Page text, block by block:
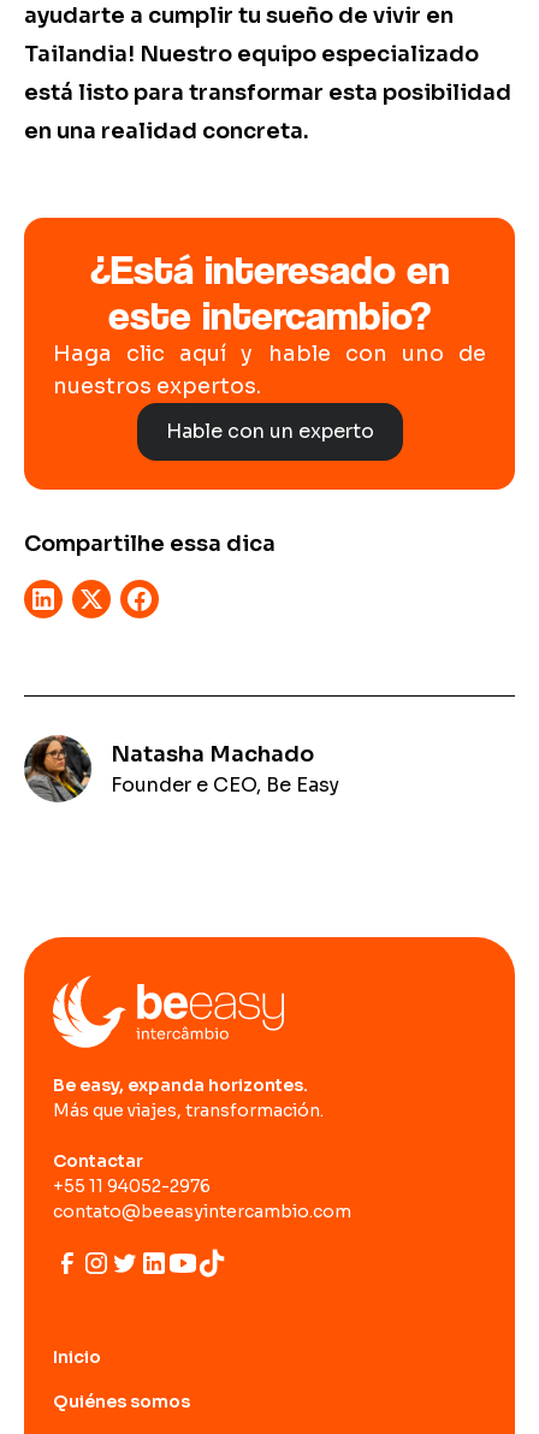
ayudarte a cumplir tu sueño de vivir en
Tailandia! Nuestro equipo especializado
está listo para transformar esta posibilidad
en una realidad concreta.
¿Está interesado en
este intercambio?
Haga clic aquí y hable con uno de
nuestros expertos.
Hable con un experto
Compartilhe essa dica
Natasha Machado
Founder e CEO, Be Easy
Be easy, expanda horizontes.
Más que viajes, transformación.
Contactar
+55 11 94052-2976
contato@beeasyintercambio.com
Inicio
Quiénes somos